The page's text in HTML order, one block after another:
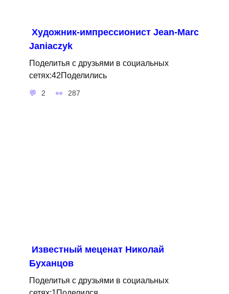
Художник-импрессионист Jean-Marc
Janiaczyk
Поделитья с друзьями в социальных
сетях:42Поделились
2 287
Известный меценат Николай
Буханцов
Поделитья с друзьями в социальных